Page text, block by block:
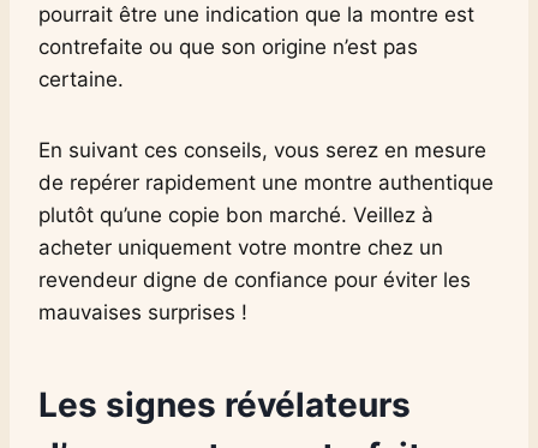
pourrait être une indication que la montre est
contrefaite ou que son origine n’est pas
certaine.
En suivant ces conseils, vous serez en mesure
de repérer rapidement une montre authentique
plutôt qu’une copie bon marché. Veillez à
acheter uniquement votre montre chez un
revendeur digne de confiance pour éviter les
mauvaises surprises !
Les signes révélateurs